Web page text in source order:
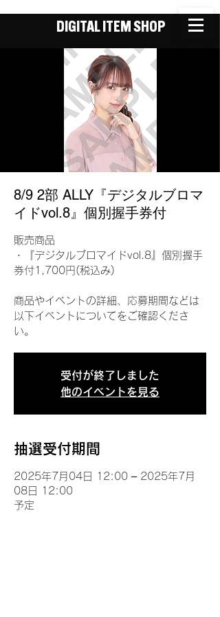
DIGITAL ITEM SHOP
8/9 2部 ALLY『デジタルブロマ
イドvol.8』個別握手券付
販売商品
・『デジタルブロマイドvol.8』個別握手
券付1,700円(税込み)
商品やイベントの詳細、応募期間などは
以下イベントについてをご確認くださ
い。
受付が終了しました
他のイベントを見る
抽選受付期間
2025年7月04日 12:00 – 2025年7月
08日 12:00
予定